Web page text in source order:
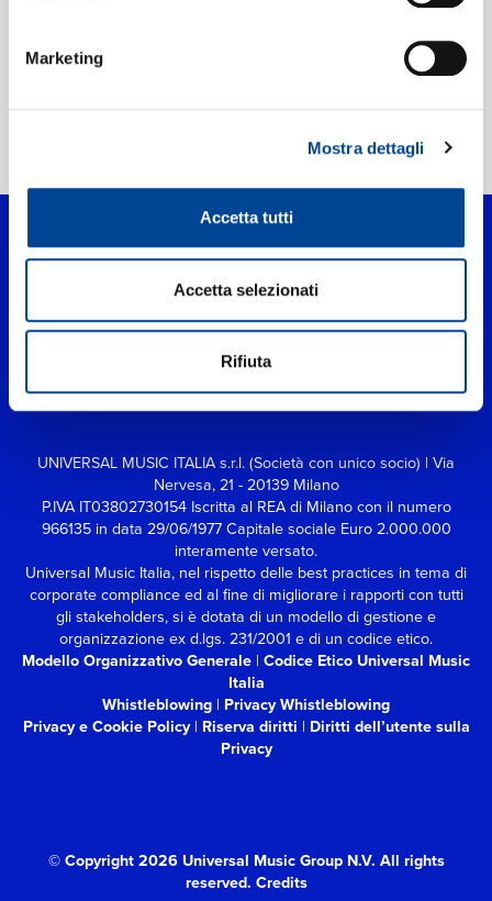
Marketing
Mostra dettagli
Accetta tutti
Accetta selezionati
Rifiuta
Lian Zu Yi Bai Fen
UNIVERSAL MUSIC ITALIA s.r.l. (Società con unico socio) | Via
Nervesa, 21 - 20139 Milano
P.IVA IT03802730154 Iscritta al REA di Milano con il numero
966135 in data 29/06/1977 Capitale sociale Euro 2.000.000
interamente versato.
Universal Music Italia, nel rispetto delle best practices in tema di
corporate compliance ed al fine di migliorare i rapporti con tutti
gli stakeholders, si è dotata di un modello di gestione e
organizzazione ex d.lgs. 231/2001 e di un codice etico.
Modello Organizzativo Generale | Codice Etico Universal Music
Italia
Whistleblowing | Privacy Whistleblowing
Privacy e Cookie Policy| Riserva diritti | Diritti dell’utente sulla
Privacy
© Copyright 2026 Universal Music Group N.V. All rights
reserved. Credits